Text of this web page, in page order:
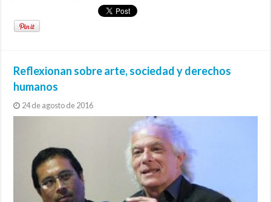
Reflexionan sobre arte, sociedad y derechos
humanos
24 de agosto de 2016